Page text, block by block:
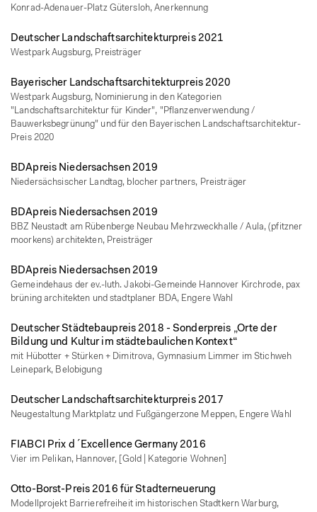
Konrad-Adenauer-Platz Gütersloh, Anerkennung
Deutscher Landschaftsarchitekturpreis 2021
Westpark Augsburg, Preisträger
Bayerischer Landschaftsarchitekturpreis 2020
Westpark Augsburg, Nominierung in den Kategorien
"Landschaftsarchitektur für Kinder", "Pflanzenverwendung /
Bauwerksbegrünung" und für den Bayerischen Landschaftsarchitektur-
Preis 2020
BDApreis Niedersachsen 2019
Niedersächsischer Landtag, blocher partners, Preisträger
BDApreis Niedersachsen 2019
BBZ Neustadt am Rübenberge Neubau Mehrzweckhalle / Aula, (pfitzner
moorkens) architekten, Preisträger
BDApreis Niedersachsen 2019
Gemeindehaus der ev.-luth. Jakobi-Gemeinde Hannover Kirchrode, pax
brüning architekten und stadtplaner BDA, Engere Wahl
Deutscher Städtebaupreis 2018 - Sonderpreis „Orte der
Bildung und Kultur im städtebaulichen Kontext“
mit Hübotter + Stürken + Dimitrova, Gymnasium Limmer im Stichweh
Leinepark, Belobigung
Deutscher Landschaftsarchitekturpreis 2017
Neugestaltung Marktplatz und Fußgängerzone Meppen, Engere Wahl
FIABCI Prix d´Excellence Germany 2016
Vier im Pelikan, Hannover, [Gold | Kategorie Wohnen]
Otto-Borst-Preis 2016 für Stadterneuerung
Modellprojekt Barrierefreiheit im historischen Stadtkern Warburg,